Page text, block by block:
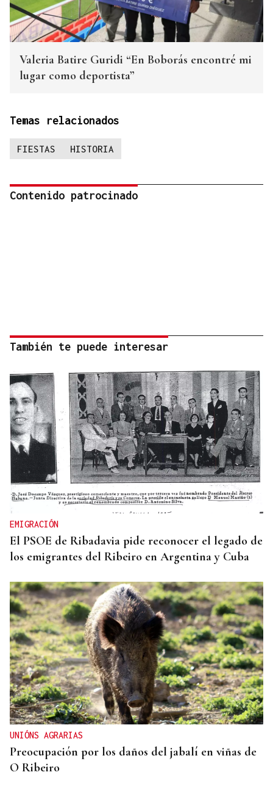
Valeria Batire Guridi “En Boborás encontré mi
lugar como deportista”
Temas relacionados
FIESTAS HISTORIA
Contenido patrocinado
También te puede interesar
EMIGRACIÓN
El PSOE de Ribadavia pide reconocer el legado de
los emigrantes del Ribeiro en Argentina y Cuba
UNIÓNS AGRARIAS
Preocupación por los daños del jabalí en viñas de
O Ribeiro